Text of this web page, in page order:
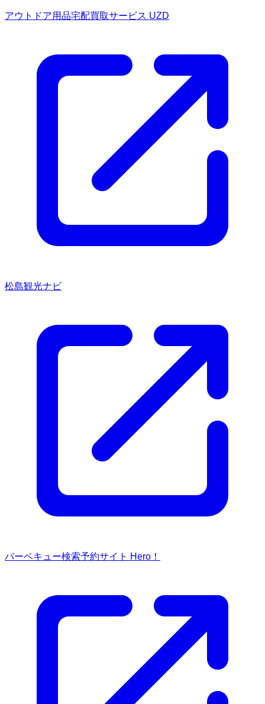
アウトドア用品宅配買取サービス UZD
松島観光ナビ
バーベキュー検索予約サイト Hero！